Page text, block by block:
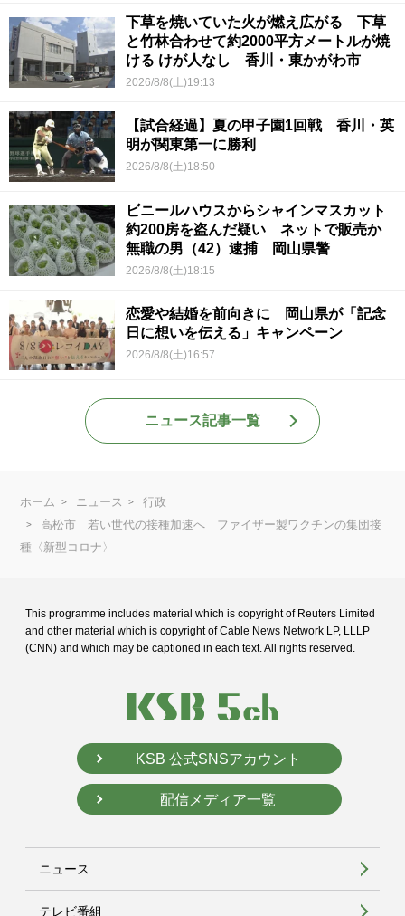
下草を焼いていた火が燃え広がる 下草
と竹林合わせて約2000平方メートルが焼
ける けが人なし 香川・東かがわ市
2026/8/8(土)19:13
【試合経過】夏の甲子園1回戦 香川・英
明が関東第一に勝利
2026/8/8(土)18:50
ビニールハウスからシャインマスカット
約200房を盗んだ疑い ネットで販売か
無職の男（42）逮捕 岡山県警
2026/8/8(土)18:15
恋愛や結婚を前向きに 岡山県が「記念
日に想いを伝える」キャンペーン
2026/8/8(土)16:57
ニュース記事一覧
ホーム ニュース
行政
高松市 若い世代の接種加速へ ファイザー製ワクチンの集団接
種〈新型コロナ〉
This programme includes material which is copyright of Reuters Limited
and other material which is copyright of Cable News Network LP, LLLP
(CNN) and which may be captioned in each text. All rights reserved.
KSB 公式SNSアカウント
配信メディア一覧
ニュース
テレビ番組